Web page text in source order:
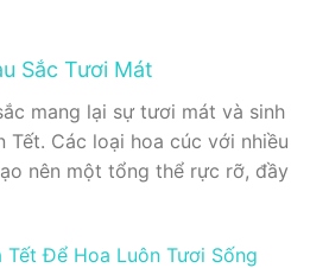
Sắc Tươi Mát
mang lại sự tươi mát và sinh
Tết. Các loại hoa cúc với nhiều
nên một tổng thể rực rỡ, đầy
Tết Để Hoa Luôn Tươi Sống